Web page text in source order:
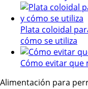
Plata coloidal
cómo se utiliza
Cómo evitar que
Alimentación para